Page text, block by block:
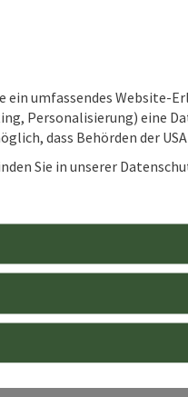
ein umfassendes Website-
Personalisierung) eine
dass Behörden der
Sie in unserer